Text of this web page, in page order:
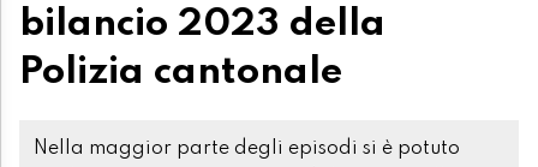
bilancio 2023 della
Polizia cantonale
Nella maggior parte degli episodi si è potuto